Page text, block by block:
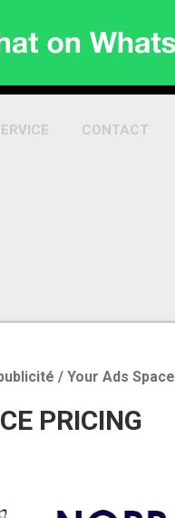
CONTACT
/ Your Ads Space
PRICING